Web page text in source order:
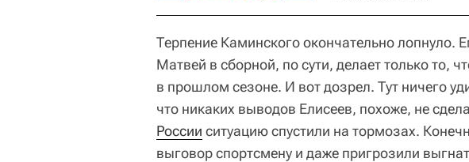
Терпение Каминского окончательно лопнуло.
Матвей в сборной, по сути, делает только то,
в прошлом сезоне. И вот дозрел. Тут ничего
что никаких выводов Елисеев, похоже, не
России ситуацию спустили на тормозах.
выговор спортсмену и даже пригрозили